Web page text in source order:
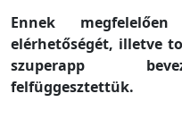
Ennek
elérhetőségét, illetve
szuperapp
felfüggesztettük.